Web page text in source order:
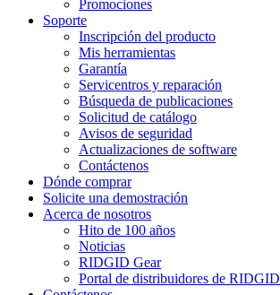
Promociones
Soporte
Inscripción del producto
Mis herramientas
Garantía
Servicentros y reparación
Búsqueda de publicaciones
Solicitud de catálogo
Avisos de seguridad
Actualizaciones de software
Contáctenos
Dónde comprar
Solicite una demostración
Acerca de nosotros
Hito de 100 años
Noticias
RIDGID Gear
Portal de distribuidores de RIDGID